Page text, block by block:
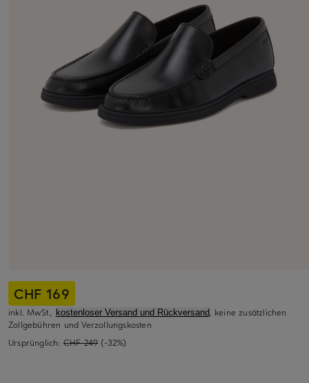
CHF 169
inkl. MwSt., kostenloser Versand und Rückversand, keine zusätzlichen
Zollgebühren und Verzollungskosten
Ursprünglich: CHF 249 (-32%)